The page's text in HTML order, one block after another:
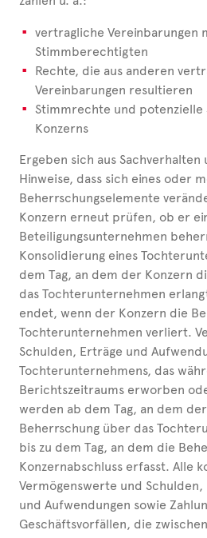
vertragliche Vereinbarungen
Stimmberechtigten
Rechte, die aus anderen
Vereinbarungen resultieren
Stimmrechte und
Konzerns
Ergeben sich aus Sachverhalten
Hinweise, dass sich eines oder
Beherrschungselemente
Konzern erneut prüfen, ob er
Beteiligungsunternehmen
Konsolidierung eines
dem Tag, an dem der Konzern
das Tochterunternehmen
endet, wenn der Konzern die
Tochterunternehmen verliert.
Schulden, Erträge und
Tochterunternehmens, das
Berichtszeitraums erworben
werden ab dem Tag, an dem
Beherrschung über das
bis zu dem Tag, an dem die
Konzernabschluss erfasst. Alle
Vermögenswerte und Schulden,
und Aufwendungen sowie
Geschäftsvorfällen, die